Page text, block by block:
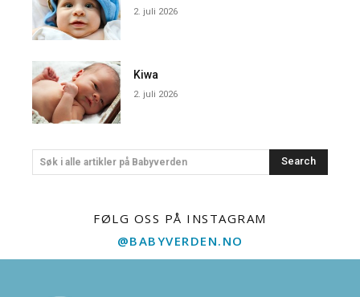
2. juli 2026
Kiwa
2. juli 2026
Søk i alle artikler på Babyverden Search
FØLG OSS PÅ INSTAGRAM
@BABYVERDEN.NO